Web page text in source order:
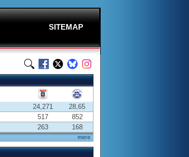
SITEMAP
mere
24,271
28,65
517
852
263 168